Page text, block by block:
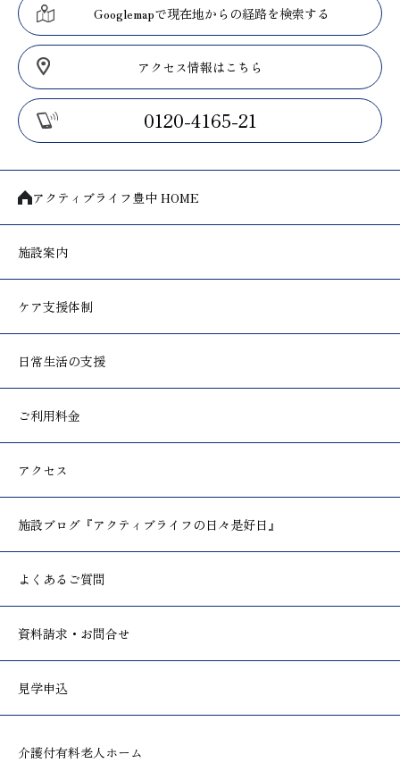
Googlemapで現在地からの経路を検索する
アクセス情報はこちら
0120-4165-21
アクティブライフ豊中 HOME
施設案内
ケア支援体制
日常生活の支援
ご利用料金
アクセス
施設ブログ 『アクティブライフの日々是好日』
よくあるご質問
資料請求・お問合せ
見学申込
介護付有料老人ホーム